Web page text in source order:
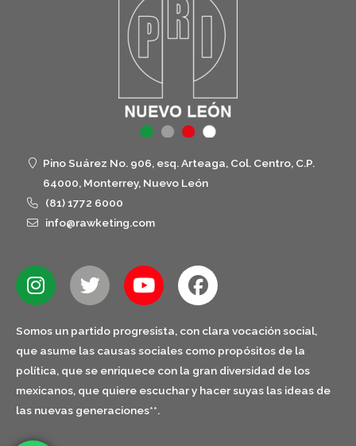
Pino Suárez No. 906, esq. Arteaga, Col. Centro, C.P.
64000, Monterrey, Nuevo León
(81) 1772 6000
info@rawketing.com
Somos un partido progresista, con clara vocación social,
que asume las causas sociales como propósitos de la
política, que se enriquece con la gran diversidad de los
mexicanos, que quiere escuchar y hacer suyas las ideas de
las nuevas generaciones**.